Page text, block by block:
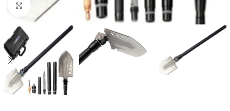
Spustelėkite, kad padidintumėte